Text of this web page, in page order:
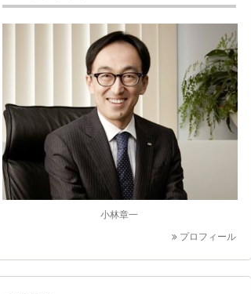
小林章一
プロフィール